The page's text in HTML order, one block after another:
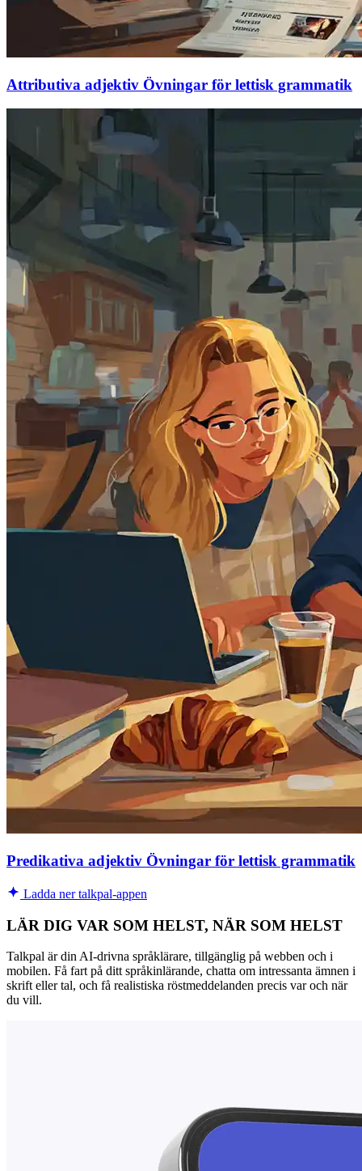
Attributiva adjektiv Övningar för lettisk grammatik
Predikativa adjektiv Övningar för lettisk grammatik
Ladda ner talkpal-appen
LÄR DIG VAR SOM HELST, NÄR SOM HELST
Talkpal är din AI-drivna språklärare, tillgänglig på webben och i
mobilen. Få fart på ditt språkinlärande, chatta om intressanta ämnen i
skrift eller tal, och få realistiska röstmeddelanden precis var och när
du vill.